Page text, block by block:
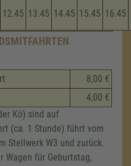
12.45 13.45 14.45 15.45 16.45
8,00 €
4,00 €
Kö) sind auf
(ca. 1 Stunde) führt vom
Stellwerk W3 und zurück.
Wagen für Geburtstag,